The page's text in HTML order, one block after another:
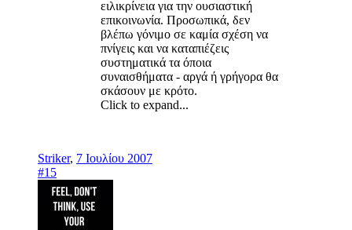
ειλικρίνεια για την ουσιαστική
επικοινωνία. Προσωπικά, δεν
βλέπω γόνιμο σε καμία σχέση να
πνίγεις και να καταπιέζεις
συστηματικά τα όποια
συναισθήματα - αργά ή γρήγορα θα
σκάσουν με κρότο.
Click to expand...
Striker, 7 Ιουλίου 2007
#15